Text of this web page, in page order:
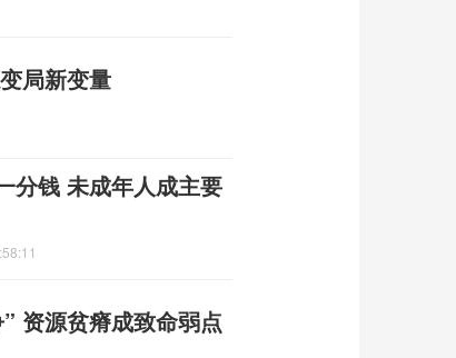
局新变量
分钱 未成年人成主要
资源贫瘠成致命弱点